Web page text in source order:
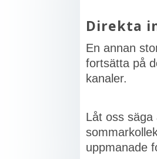
Direkta
En annan
fortsätta på
kanaler.
Låt oss
uppmanade